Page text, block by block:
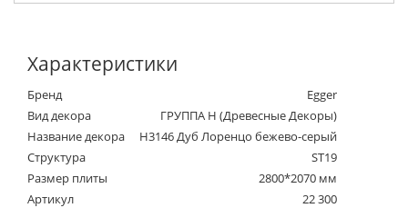
Характеристики
Бренд
Egger
Вид декора
ГРУППА Н (Древесные Декоры)
Название декора
H3146 Дуб Лоренцо бежево-серый
Структура
ST19
Размер плиты
2800*2070 мм
Артикул
22 300